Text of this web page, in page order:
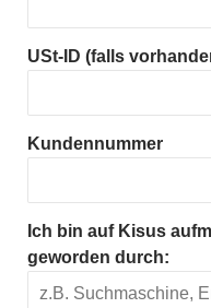
USt-ID (falls
Kundennummer
Ich bin auf Kisus
geworden durch: